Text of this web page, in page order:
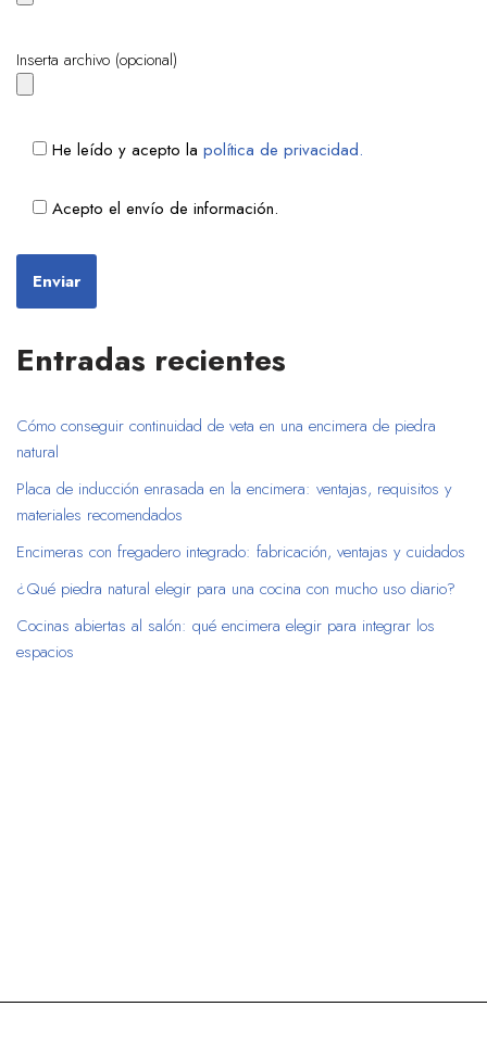
Inserta archivo (opcional)
He leído y acepto la política de privacidad.
Acepto el envío de información.
Entradas recientes
Cómo conseguir continuidad de veta en una encimera de piedra
natural
Placa de inducción enrasada en la encimera: ventajas, requisitos y
materiales recomendados
Encimeras con fregadero integrado: fabricación, ventajas y cuidados
¿Qué piedra natural elegir para una cocina con mucho uso diario?
Cocinas abiertas al salón: qué encimera elegir para integrar los
espacios